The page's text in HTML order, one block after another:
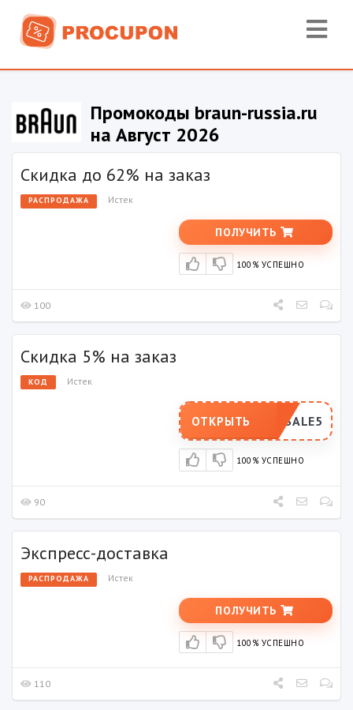
Промокоды braun-russia.ru
на Август 2026
Скидка до 62% на заказ
РАСПРОДАЖА Истек
ПОЛУЧИТЬ
100% УСПЕШНО
100
Скидка 5% на заказ
КОД Истек
SALE5
ОТКРЫТЬ
100% УСПЕШНО
90
Экспресс-доставка
РАСПРОДАЖА Истек
ПОЛУЧИТЬ
100% УСПЕШНО
110